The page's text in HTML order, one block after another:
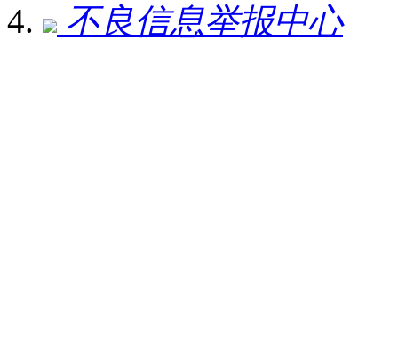
不良信息举报中心